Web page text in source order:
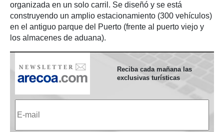
organizada en un solo carril. Se diseñó y se está
construyendo un amplio estacionamiento (300 vehículos)
en el antiguo parque del Puerto (frente al puerto viejo y
los almacenes de aduana).
Reciba cada mañana las
exclusivas turísticas